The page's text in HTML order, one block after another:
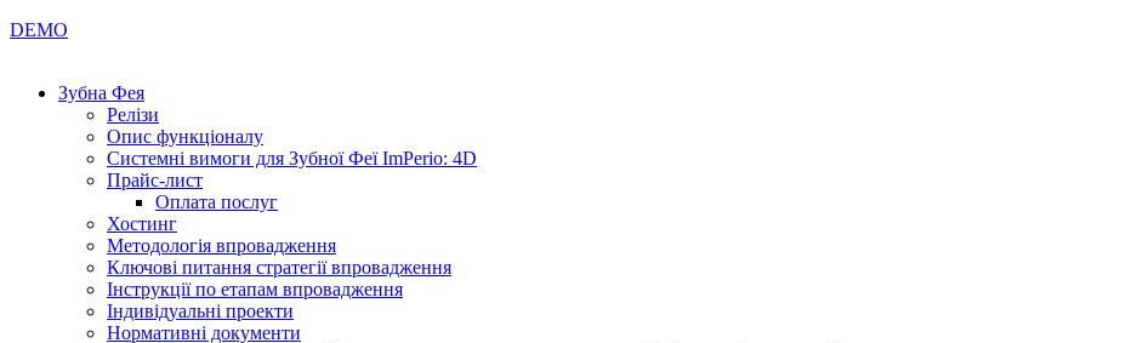
DEMO
Зубна Фея
Релізи
Опис функціоналу
Системні вимоги для Зубної Феї ImPerio: 4D
Прайс-лист
Оплата послуг
Хостинг
Методологія впровадження
Ключові питання стратегії впровадження
Інструкції по етапам впровадження
Індивідуальні проекти
Нормативні документи